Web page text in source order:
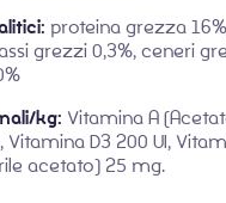
proteina grezza
grezzi 0,3%, ceneri
kg: Vitamina A
Vitamina D3 200 UI,
acetato) 25 mg.